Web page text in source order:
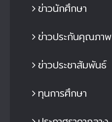
ข่าวนักศึกษา
ข่าวประกันคุณภาพ
ข่าวประชาสัมพันธ์
ทุนการศึกษา